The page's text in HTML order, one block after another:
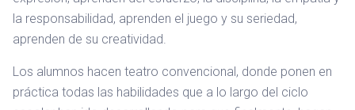
la responsabilidad, aprenden el juego y su seriedad,
aprenden de su creatividad.
Los alumnos hacen teatro convencional, donde ponen en
práctica todas las habilidades que a lo largo del ciclo